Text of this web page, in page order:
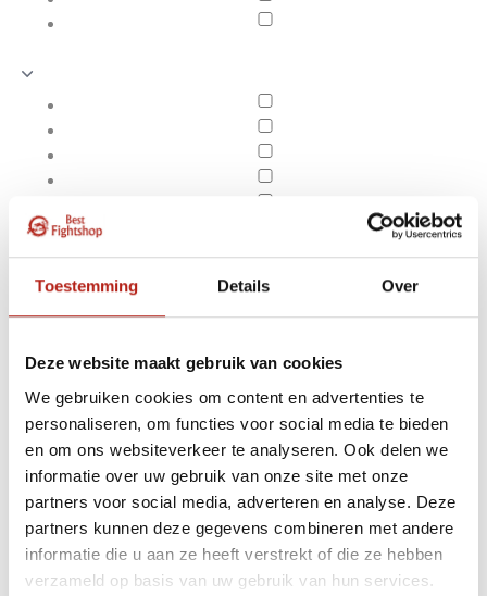
Toestemming Details Over
Deze website maakt gebruik van cookies
We gebruiken cookies om content en advertenties te
personaliseren, om functies voor social media te bieden
en om ons websiteverkeer te analyseren. Ook delen we
informatie over uw gebruik van onze site met onze
partners voor social media, adverteren en analyse. Deze
partners kunnen deze gegevens combineren met andere
informatie die u aan ze heeft verstrekt of die ze hebben
verzameld op basis van uw gebruik van hun services.
Apply filters
Producten getagd met
bedrukken
Producten
Filter
Sorteren op